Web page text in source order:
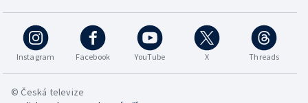
Instagram Facebook YouTube X Threads
© Česká televize